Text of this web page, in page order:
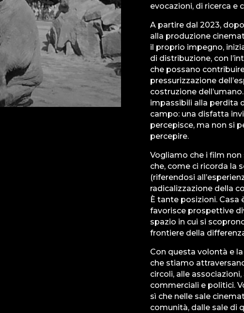
evocazioni, di ricerca e
A partire dal 2023,
alla produzione
il proprio impegno,
di distribuzione, con
che possano
pressurizzazione
costruzione
impassibili alla perdita
campo: una disfatta
percepisce, ma non si
percepire.
Vogliamo che i film
che, come ci ricorda la
(riferendosi
radicalizzazione della
È tante posizioni. Casa
favorisce prospettive
spazio in cui si
frontiere della
Con questa volontà e
che stiamo
circoli, alle
commerciali e politici.
sì che nelle sale
comunità, dalle sale di